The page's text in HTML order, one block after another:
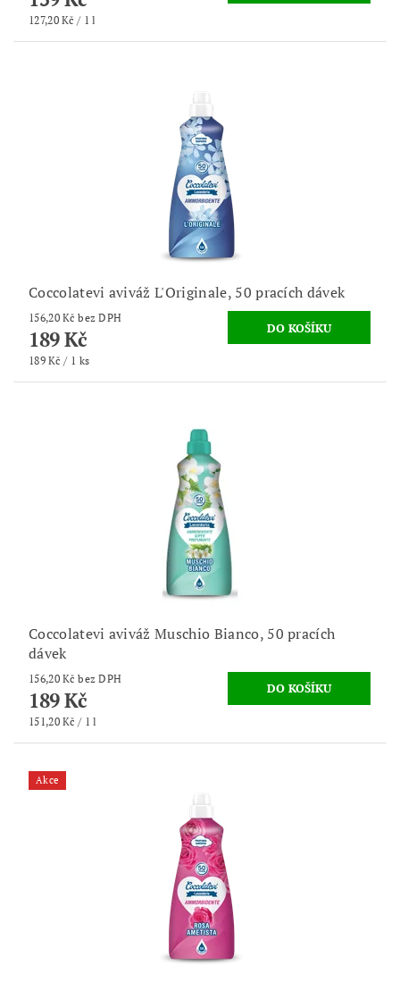
127,20 Kč / 1 l
Coccolatevi aviváž L'Originale, 50 pracích dávek
156,20 Kč bez DPH
189 Kč
189 Kč / 1 ks
Coccolatevi aviváž Muschio Bianco, 50 pracích
dávek
156,20 Kč bez DPH
189 Kč
151,20 Kč / 1 l
Akce